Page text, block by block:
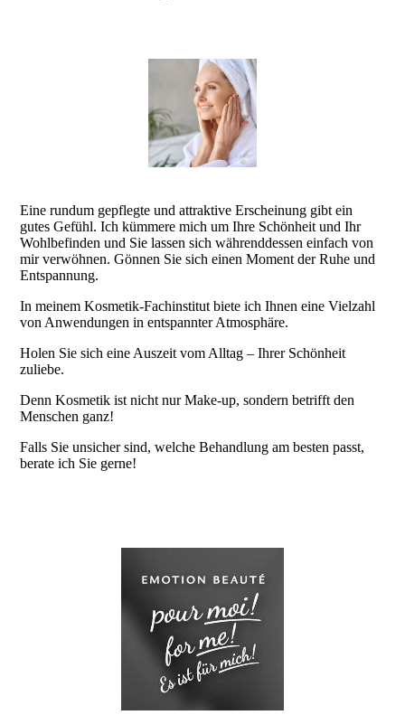
Eine rundum gepflegte und attraktive Erscheinung gibt ein
gutes Gefühl. Ich kümmere mich um Ihre Schönheit und Ihr
Wohlbefinden und Sie lassen sich währenddessen einfach von
mir verwöhnen. Gönnen Sie sich einen Moment der Ruhe und
Entspannung.
In meinem Kosmetik-Fachinstitut biete ich Ihnen eine Vielzahl
von Anwendungen in entspannter Atmosphäre.
Holen Sie sich eine Auszeit vom Alltag – Ihrer Schönheit
zuliebe.
Denn Kosmetik ist nicht nur Make-up, sondern betrifft den
Menschen ganz!
Falls Sie unsicher sind, welche Behandlung am besten passt,
berate ich Sie gerne!